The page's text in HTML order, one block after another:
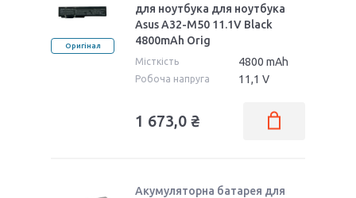
Оригінал
для ноутбука для ноутбука
Asus A32-M50 11.1V Black
4800mAh Orig
Місткість 4800 mAh
Робоча напруга 11,1 V
1 673,0 ₴
Акумуляторна батарея для